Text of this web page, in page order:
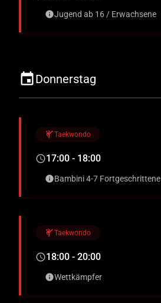
infoJugend ab 16 / Erwachsene
eventDonnerstag
sports_martial_artsTaekwondo
schedule17:00 - 18:00
infoBambini 4-7 Fortgeschrittene
sports_martial_artsTaekwondo
schedule18:00 - 20:00
infoWettkämpfer